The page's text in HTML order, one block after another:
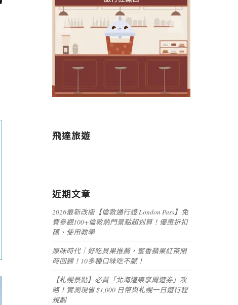
飛達旅遊
近期文章
2026最新改版【倫敦通行證 London Pass】免
費參觀100+倫敦熱門景點超划算！優惠折扣
碼、使用教學
原味時代｜好吃貝果推薦，蜜香蘋果紅茶限
時回歸！10多種口味吃不膩！
【札幌景點】必買「北海道樂享周遊券」攻
略！實測現省 $1,000 日幣與札幌一日遊行程
規劃